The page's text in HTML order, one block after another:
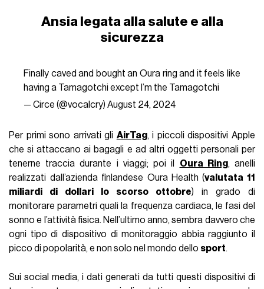
Ansia legata alla salute e alla
sicurezza
Finally caved and bought an Oura ring and it feels like
having a Tamagotchi except I’m the Tamagotchi
— Circe (@vocalcry) August 24, 2024
Per primi sono arrivati gli AirTag, i piccoli dispositivi Apple
che si attaccano ai bagagli e ad altri oggetti personali per
tenerne traccia durante i viaggi; poi il Oura Ring, anelli
realizzati dall’azienda finlandese Oura Health (valutata 11
miliardi di dollari lo scorso ottobre) in grado di
monitorare parametri quali la frequenza cardiaca, le fasi del
sonno e l’attività fisica. Nell’ultimo anno, sembra davvero che
ogni tipo di dispositivo di monitoraggio abbia raggiunto il
picco di popolarità, e non solo nel mondo dello sport.
Sui social media, i dati generati da tutti questi dispositivi di